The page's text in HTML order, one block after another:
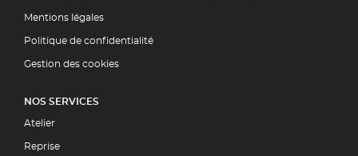
Mentions légales
Politique de confidentialité
Gestion des cookies
NOS SERVICES
Atelier
Reprise